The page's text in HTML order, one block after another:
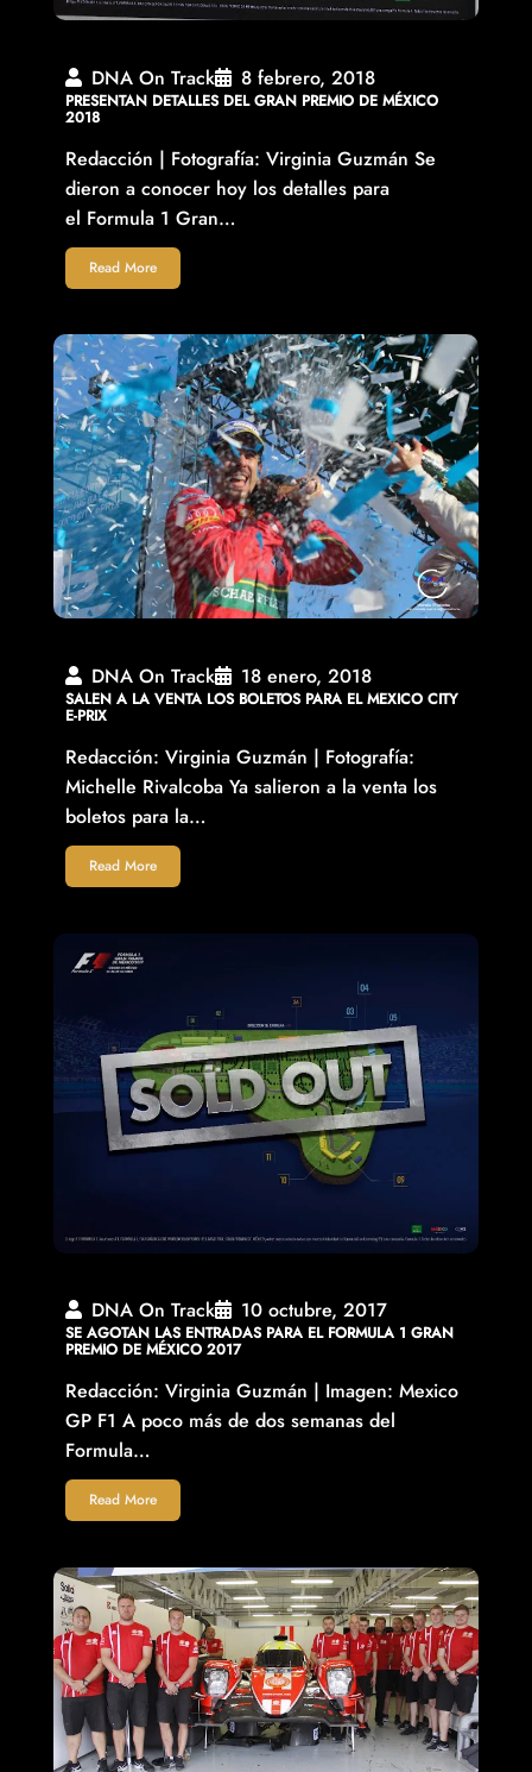
DNA On Track 8 febrero, 2018
PRESENTAN DETALLES DEL GRAN PREMIO DE MÉXICO
2018
Redacción | Fotografía: Virginia Guzmán Se
dieron a conocer hoy los detalles para
el Formula 1 Gran…
Read More
DNA On Track 18 enero, 2018
SALEN A LA VENTA LOS BOLETOS PARA EL MEXICO CITY
E-PRIX
Redacción: Virginia Guzmán | Fotografía:
Michelle Rivalcoba Ya salieron a la venta los
boletos para la…
Read More
DNA On Track 10 octubre, 2017
SE AGOTAN LAS ENTRADAS PARA EL FORMULA 1 GRAN
PREMIO DE MÉXICO 2017
Redacción: Virginia Guzmán | Imagen: Mexico
GP F1 A poco más de dos semanas del
Formula…
Read More